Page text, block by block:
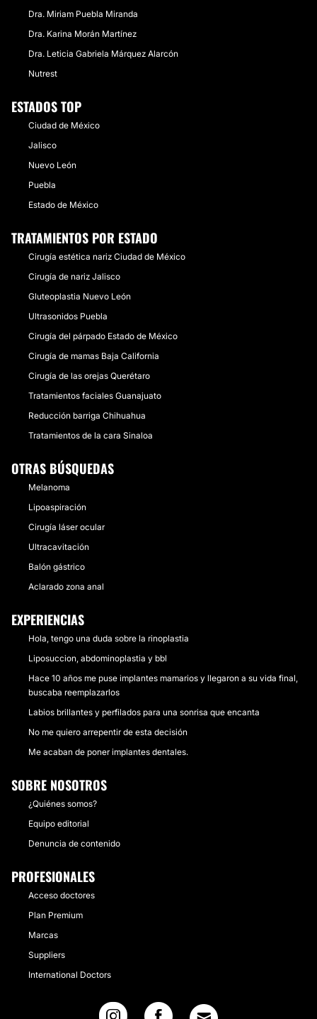
Dra. Miriam Puebla Miranda
Dra. Karina Morán Martínez
Dra. Leticia Gabriela Márquez Alarcón
Nutrest
ESTADOS TOP
Ciudad de México
Jalisco
Nuevo León
Puebla
Estado de México
TRATAMIENTOS POR ESTADO
Cirugía estética nariz Ciudad de México
Cirugía de nariz Jalisco
Gluteoplastia Nuevo León
Ultrasonidos Puebla
Cirugía del párpado Estado de México
Cirugía de mamas Baja California
Cirugía de las orejas Querétaro
Tratamientos faciales Guanajuato
Reducción barriga Chihuahua
Tratamientos de la cara Sinaloa
OTRAS BÚSQUEDAS
Melanoma
Lipoaspiración
Cirugía láser ocular
Ultracavitación
Balón gástrico
Aclarado zona anal
EXPERIENCIAS
Hola, tengo una duda sobre la rinoplastia
Liposuccion, abdominoplastia y bbl
Hace 10 años me puse implantes mamarios y llegaron a su vida final,
buscaba reemplazarlos
Labios brillantes y perfilados para una sonrisa que encanta
No me quiero arrepentir de esta decisión
Me acaban de poner implantes dentales.
SOBRE NOSOTROS
¿Quiénes somos?
Equipo editorial
Denuncia de contenido
PROFESIONALES
Acceso doctores
Plan Premium
Marcas
Suppliers
International Doctors